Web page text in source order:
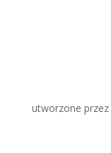
utworzone przez